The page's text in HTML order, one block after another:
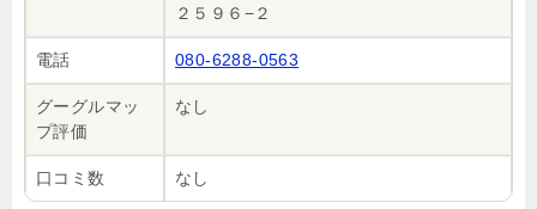
２５９６−２
電話 080-6288-0563
グーグルマッ
プ評価
なし
口コミ数 なし